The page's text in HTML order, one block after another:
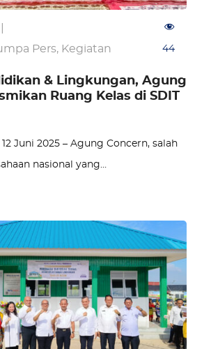
Pers, Kegiatan 44
& Lingkungan, Agung
Ruang Kelas di SDIT
Juni 2025 – Agung Concern, salah
nasional yang…